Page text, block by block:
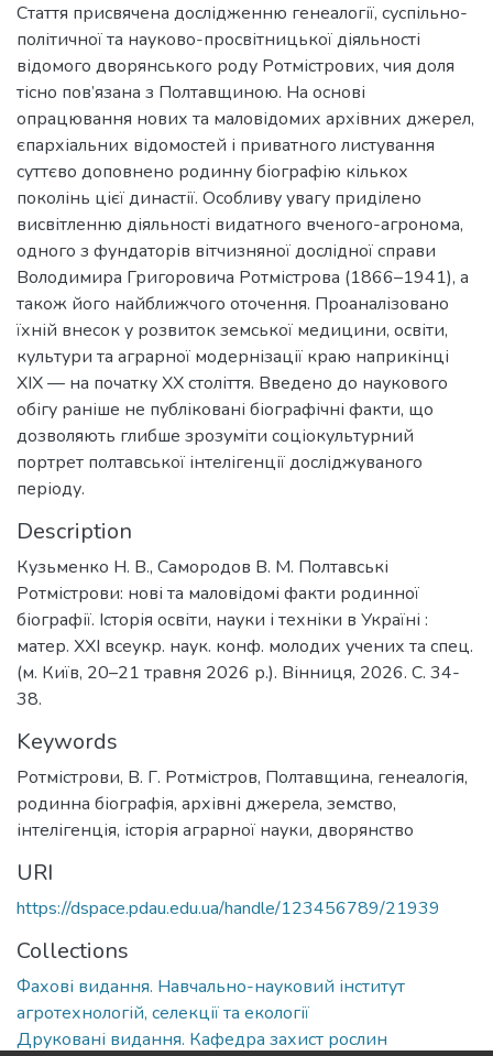
Стаття присвячена дослідженню генеалогії, суспільно-
політичної та науково-просвітницької діяльності
відомого дворянського роду Ротмістрових, чия доля
тісно пов’язана з Полтавщиною. На основі
опрацювання нових та маловідомих архівних джерел,
єпархіальних відомостей і приватного листування
суттєво доповнено родинну біографію кількох
поколінь цієї династії. Особливу увагу приділено
висвітленню діяльності видатного вченого-агронома,
одного з фундаторів вітчизняної дослідної справи
Володимира Григоровича Ротмістрова (1866–1941), а
також його найближчого оточення. Проаналізовано
їхній внесок у розвиток земської медицини, освіти,
культури та аграрної модернізації краю наприкінці
XIX — на початку XX століття. Введено до наукового
обігу раніше не публіковані біографічні факти, що
дозволяють глибше зрозуміти соціокультурний
портрет полтавської інтелігенції досліджуваного
періоду.
Description
Кузьменко Н. В., Самородов В. М. Полтавські
Ротмістрови: нові та маловідомі факти родинної
біографії. Історія освіти, науки і техніки в Україні :
матер. ХХІ всеукр. наук. конф. молодих учених та спец.
(м. Київ, 20–21 травня 2026 р.). Вінниця, 2026. С. 34-
38.
Keywords
Ротмістрови, В. Г. Ротмістров, Полтавщина, генеалогія,
родинна біографія, архівні джерела, земство,
інтелігенція, історія аграрної науки, дворянство
URI
https://dspace.pdau.edu.ua/handle/123456789/21939
Collections
Фахові видання. Навчально-науковий інститут
агротехнологій, селекції та екології
Друковані видання. Кафедра захист рослин